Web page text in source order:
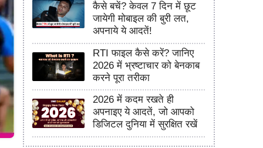
कैसे बचें? केवल 7 दिन में छूट
जायेगी मोबाइल की बुरी लत,
अपनाये ये आदतें!
RTI फाइल कैसे करें? जानिए
2026 में भ्रष्टाचार को बेनकाब
करने पूरा तरीका
2026 में कदम रखते ही
अपनाइए ये आदतें, जो आपको
डिजिटल दुनिया में सुरक्षित रखें